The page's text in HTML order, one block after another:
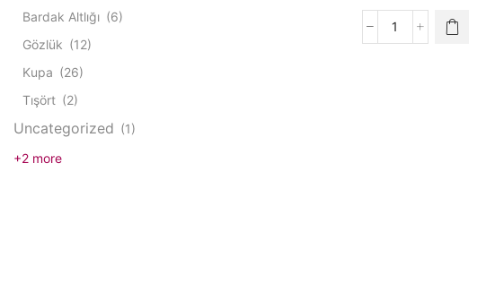
Pisa
Bardak Altlığı (6)
Gözlük (12)
Kupa (26)
Tışört (2)
Uncategorized (1)
+2 more